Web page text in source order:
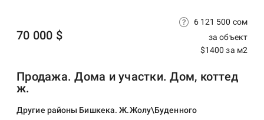
Продажа. Дома и участки. Дом, коттед
ж.
Другие районы Бишкека. Ж.Жолу\Буденного
70 000 $
6 121 500 сом
за объект
$1400 за м2